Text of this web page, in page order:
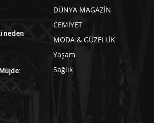
neden
DÜNYA MAGAZİN
CEMİYET
MODA & GÜZELLİK
Yaşam
Sağlık